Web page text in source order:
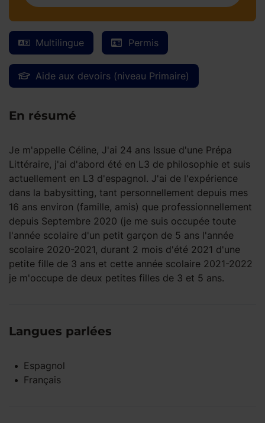
Multilingue Permis
Aide aux devoirs (niveau Primaire)
En résumé
Je m'appelle Céline, J'ai 24 ans Issue d'une Prépa
Littéraire, j'ai d'abord été en L3 de philosophie et suis
actuellement en L3 d'espagnol. J'ai de l'expérience
dans la babysitting, tant personnellement depuis mes
16 ans environ (famille, amis) que professionnellement
depuis Septembre 2020 (je me suis occupée toute
l'année scolaire d'un petit garçon de 5 ans l'année
scolaire 2020-2021, durant 2 mois d'été 2021 d'une
petite fille de 3 ans et cette année scolaire 2021-2022
je m'occupe de deux petites filles de 3 et 5 ans.
Langues parlées
Espagnol
Français